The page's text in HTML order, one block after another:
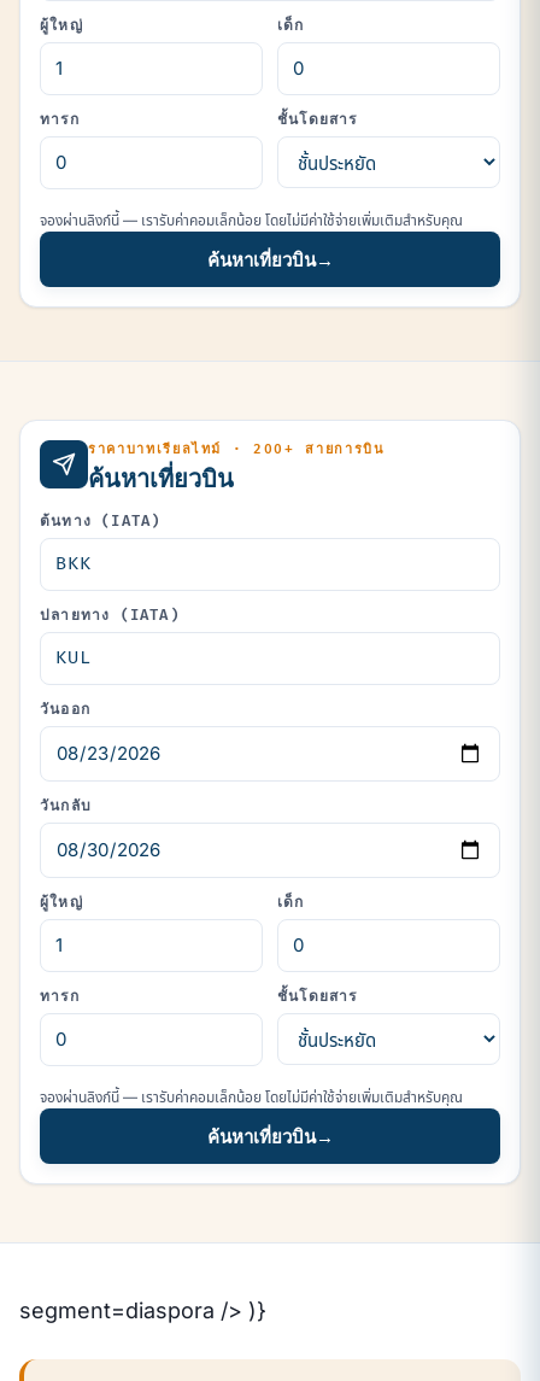
ผู้ใหญ่ เด็ก
ทารก ชั้นโดยสาร
จองผ่านลิงก์นี้ — เรารับค่าคอมเล็กน้อย โดยไม่มีค่าใช้จ่ายเพิ่มเติมสำหรับคุณ
ค้นหาเที่ยวบิน→
ราคาบาทเรียลไทม์ · 200+ สายการบิน
ค้นหาเที่ยวบิน
ต้นทาง (IATA)
ปลายทาง (IATA)
วันออก
วันกลับ
ผู้ใหญ่ เด็ก
ทารก ชั้นโดยสาร
จองผ่านลิงก์นี้ — เรารับค่าคอมเล็กน้อย โดยไม่มีค่าใช้จ่ายเพิ่มเติมสำหรับคุณ
ค้นหาเที่ยวบิน→
segment=diaspora /> )}